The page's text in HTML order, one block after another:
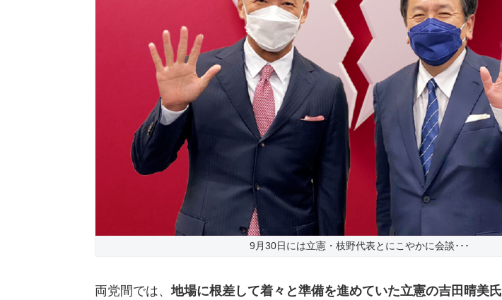
9月30日には立憲・枝野代表とにこやかに会談･･･
両党間では、地場に根差して着々と準備を進めていた立憲の吉田晴美氏